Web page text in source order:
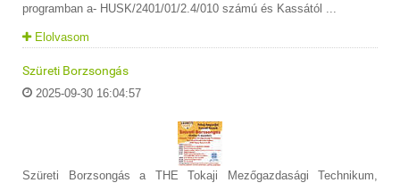
programban a- HUSK/2401/01/2.4/010 számú és Kassától ...
Elolvasom
Szüreti Borzsongás
2025-09-30 16:04:57
Szüreti Borzsongás a THE Tokaji Mezőgazdasági Technikum,